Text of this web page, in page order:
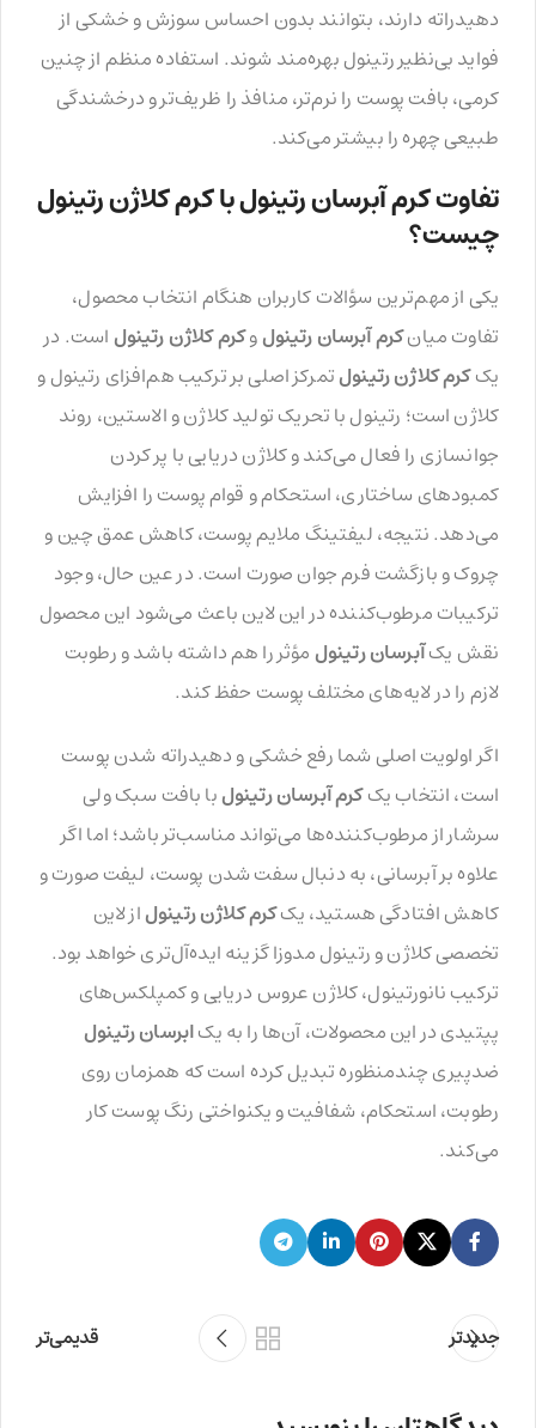
دهیدراته دارند، بتوانند بدون احساس سوزش و خشکی از
فواید بی‌نظیر رتینول بهره‌مند شوند. استفاده منظم از چنین
کرمی، بافت پوست را نرم‌تر، منافذ را ظریف‌تر و درخشندگی
طبیعی چهره را بیشتر می‌کند.
تفاوت کرم آبرسان رتینول با کرم کلاژن رتینول
چیست؟
یکی از مهم‌ترین سؤالات کاربران هنگام انتخاب محصول،
تفاوت میانکرم آبرسان رتینولوکرم کلاژن رتینول است. در
یککرم کلاژن رتینولتمرکز اصلی بر ترکیب هم‌افزای رتینول و
کلاژن است؛ رتینول با تحریک تولید کلاژن و الاستین، روند
جوانسازی را فعال می‌کند و کلاژن دریایی با پر کردن
کمبودهای ساختاری، استحکام و قوام پوست را افزایش
می‌دهد. نتیجه، لیفتینگ ملایم پوست، کاهش عمق چین و
چروک و بازگشت فرم جوان صورت است. در عین حال، وجود
ترکیبات مرطوب‌کننده در این لاین باعث می‌شود این محصول
نقش یکآبرسان رتینول مؤثر را هم داشته باشد و رطوبت
لازم را در لایه‌های مختلف پوست حفظ کند.
اگر اولویت اصلی شما رفع خشکی و دهیدراته شدن پوست
است، انتخاب یککرم آبرسان رتینولبا بافت سبک ولی
سرشار از مرطوب‌کننده‌ها می‌تواند مناسب‌تر باشد؛ اما اگر
علاوه بر آبرسانی، به دنبال سفت شدن پوست، لیفت صورت و
کاهش افتادگی هستید، یککرم کلاژن رتینولاز لاین
تخصصی کلاژن و رتینول مدوزا گزینه ایده‌آل‌تری خواهد بود.
ترکیب نانورتینول، کلاژن عروس دریایی و کمپلکس‌های
پپتیدی در این محصولات، آن‌ها را به یکابرسان رتینول
ضدپیری چندمنظوره تبدیل کرده است که همزمان روی
رطوبت، استحکام، شفافیت و یکنواختی رنگ پوست کار
می‌کند.
جدیدتر قدیمی‌تر